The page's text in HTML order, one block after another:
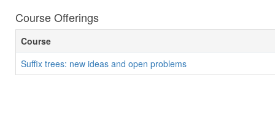
Course Offerings
Course
Suffix trees: new ideas and open problems